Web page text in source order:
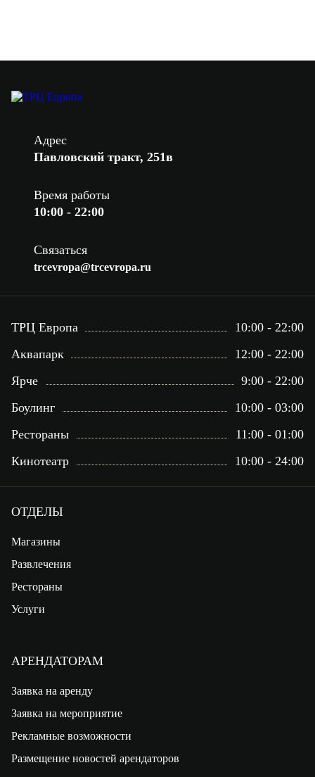
Адрес
Павловский тракт, 251в
Время работы
10:00 - 22:00
Связаться
trcevropa@trcevropa.ru
ТРЦ Европа
10:00 - 22:00
Аквапарк
12:00 - 22:00
Ярче
9:00 - 22:00
Боулинг
10:00 - 03:00
Рестораны
11:00 - 01:00
Кинотеатр
10:00 - 24:00
ОТДЕЛЫ
Магазины
Развлечения
Рестораны
Услуги
АРЕНДАТОРАМ
Заявка на аренду
Заявка на мероприятие
Рекламные возможности
Размещение новостей арендаторов